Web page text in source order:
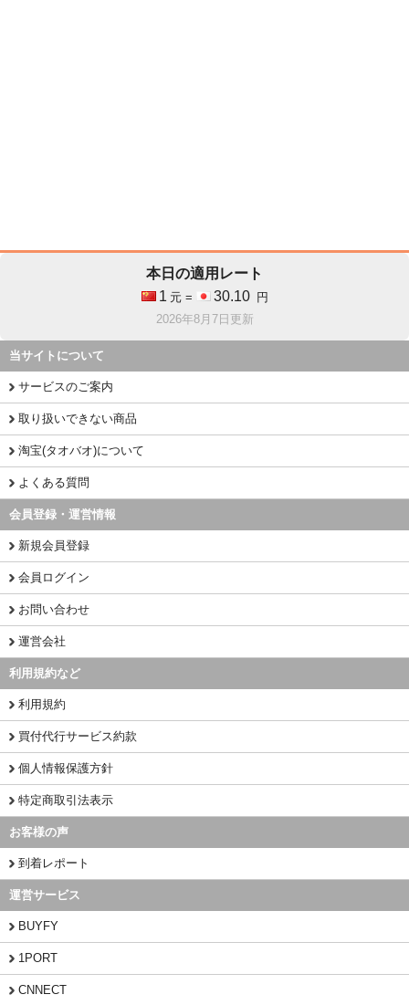
本日の適用レート
1 元 = 30.10
円
2026年8月7日更新
当サイトについて
サービスのご案内
取り扱いできない商品
淘宝(タオバオ)について
よくある質問
会員登録・運営情報
新規会員登録
会員ログイン
お問い合わせ
運営会社
利用規約など
利用規約
買付代行サービス約款
個人情報保護方針
特定商取引法表示
お客様の声
到着レポート
運営サービス
BUYFY
1PORT
CNNECT